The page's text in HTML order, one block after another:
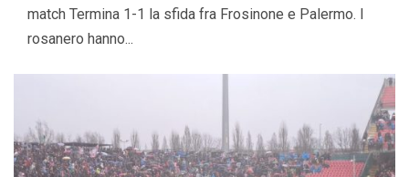
match Termina 1-1 la sfida fra Frosinone e Palermo. I
rosanero hanno...